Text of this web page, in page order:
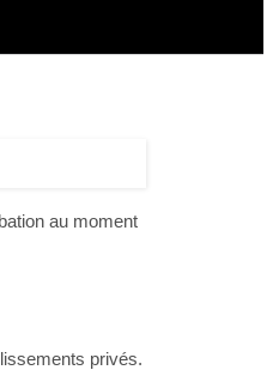
au moment
privés.